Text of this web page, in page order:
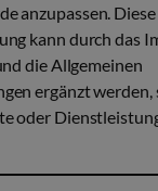
anzupassen. Diese
kann durch das
die Allgemeinen
ergänzt werden,
oder